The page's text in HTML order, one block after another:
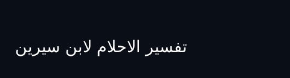
تفسير الاحلام لابن سيرين